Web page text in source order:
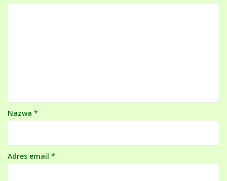
Nazwa *
Adres email *